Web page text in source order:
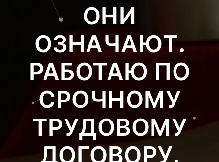
ОНИ
ОЗНАЧАЮТ.
РАБОТАЮ ПО
СРОЧНОМУ
ТРУДОВОМУ
ДОГОВОРУ,